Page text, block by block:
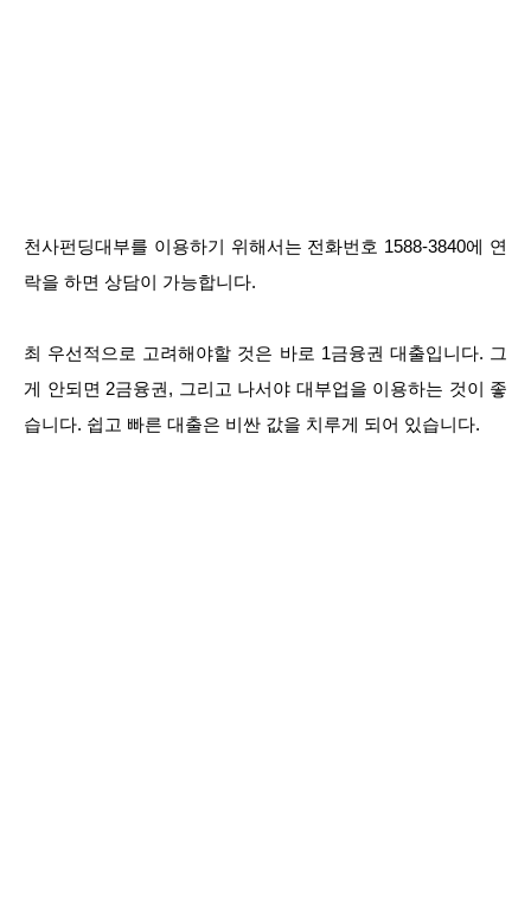
천사펀딩대부를 이용하기 위해서는 전화번호 1588-3840에 연
락을 하면 상담이 가능합니다.
최 우선적으로 고려해야할 것은 바로 1금융권 대출입니다. 그
게 안되면 2금융권, 그리고 나서야 대부업을 이용하는 것이 좋
습니다. 쉽고 빠른 대출은 비싼 값을 치루게 되어 있습니다.